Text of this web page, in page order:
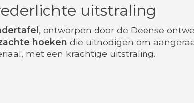
uitstraling
, ontworpen door de Deense
hoeken die uitnodigen om
met een krachtige uitstraling.